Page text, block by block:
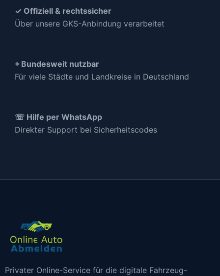
✓ Offiziell & rechtssicher
Über unsere GKS-Anbindung verarbeitet
⌖ Bundesweit nutzbar
Für viele Städte und Landkreise in Deutschland
☏ Hilfe per WhatsApp
Direkter Support bei Sicherheitscodes
Privater Online-Service für die digitale Fahrzeug-